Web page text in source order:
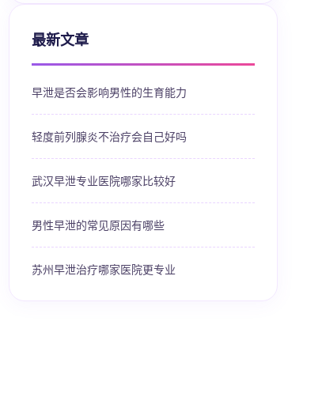
最新文章
早泄是否会影响男性的生育能力
轻度前列腺炎不治疗会自己好吗
武汉早泄专业医院哪家比较好
男性早泄的常见原因有哪些
苏州早泄治疗哪家医院更专业